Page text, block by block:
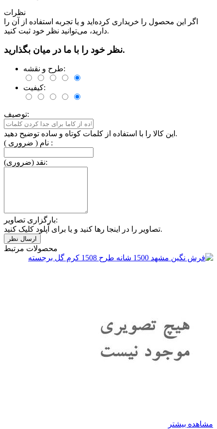
نظرات
اگر این محصول را خریداری کرده‌اید و یا تجربه استفاده از آن را
دارید، می‌توانید نظر خود ثبت کنید.
نظر خود را با ما در میان بگذارید.
طرح و نقشه:
کیفیت:
توصیف:
این کالا را با استفاده از کلمات کوتاه و ساده توضیح دهید.
نام ( ضروری ) :
نقد (ضروری):
بارگزاری تصاویر:
تصاویر را در اینجا رها کنید و یا برای آپلود کلیک کنید.
محصولات مرتبط
مشاهده بیشتر